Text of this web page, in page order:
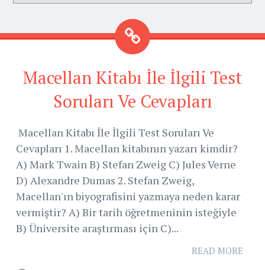
Macellan Kitabı İle İlgili Test
Soruları Ve Cevapları
Macellan Kitabı İle İlgili Test Soruları Ve
Cevapları 1. Macellan kitabının yazarı kimdir?
A) Mark Twain B) Stefan Zweig C) Jules Verne
D) Alexandre Dumas 2. Stefan Zweig,
Macellan'ın biyografisini yazmaya neden karar
vermiştir? A) Bir tarih öğretmeninin isteğiyle
B) Üniversite araştırması için C)...
READ MORE